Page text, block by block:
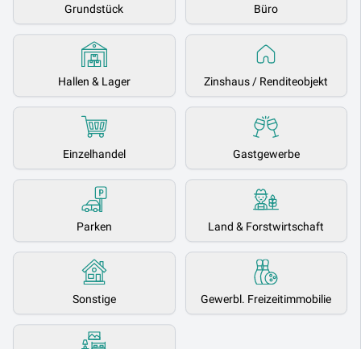
Grundstück Büro
Hallen & Lager Zinshaus / Renditeobjekt
Einzelhandel Gastgewerbe
Parken Land & Forstwirtschaft
Sonstige Gewerbl. Freizeitimmobilie